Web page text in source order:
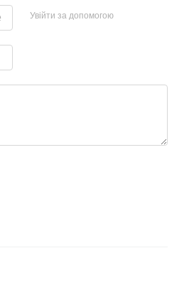
Увійти за допомогою